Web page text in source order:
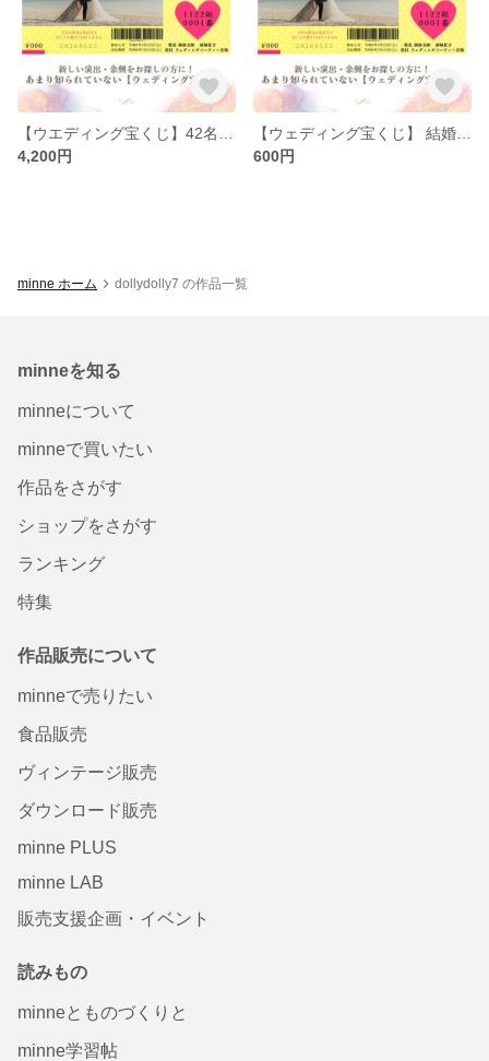
4,200円
600円
minne ホーム dollydolly7 の作品一覧
minneを知る
minneについて
minneで買いたい
作品をさがす
ショップをさがす
ランキング
特集
作品販売について
minneで売りたい
食品販売
ヴィンテージ販売
ダウンロード販売
minne PLUS
minne LAB
販売支援企画・イベント
読みもの
minneとものづくりと
minne学習帖